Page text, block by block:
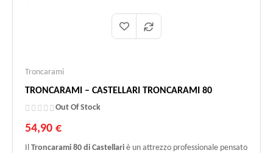
Troncarami
TRONCARAMI – CASTELLARI TRONCARAMI 80
Out Of Stock
54,90 €
IlTroncarami 80 di Castellariè un attrezzo professionale pensato